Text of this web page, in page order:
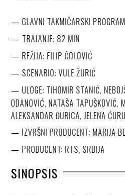
GLAVNI TAKMIČARSKI PROGRAM
TRAJANJE: 82 MIN
REŽIJA: FILIP ČOLOVIĆ
SCENARIO: VULE ŽURIĆ
ULOGE: TIHOMIR STANIĆ,
ODANOVIĆ, NATAŠA TAPUŠKOVIĆ,
ALEKSANDAR ĐURICA, JELENA
IZVRŠNI PRODUCENT: MARIJA
PRODUCENT: RTS, SRBIJA
SINOPSIS